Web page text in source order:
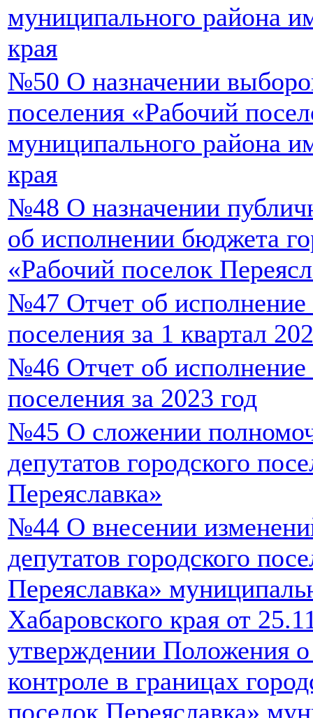
муниципального района
края
№50 О назначении
поселения «Рабочий
муниципального района
края
№48 О назначении
об исполнении бюджета
«Рабочий поселок
№47 Отчет об исполнение
поселения за 1 квартал
№46 Отчет об исполнение
поселения за 2023 год
№45 О сложении
депутатов городского
Переяславка»
№44 О внесении
депутатов городского
Переяславка»
Хабаровского края от
утверждении Положения
контроле в границах
поселок Переяславка»